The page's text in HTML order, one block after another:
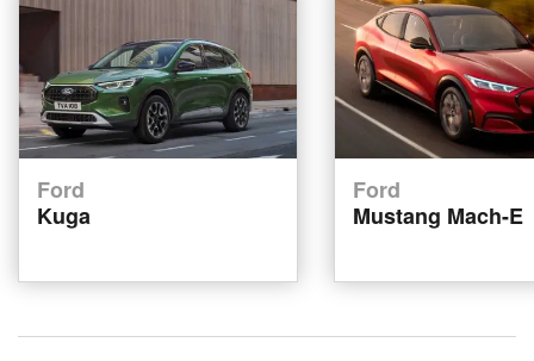
Ford
Kuga
Ford
Mustang Mach-E